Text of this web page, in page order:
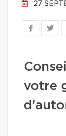
27
votre